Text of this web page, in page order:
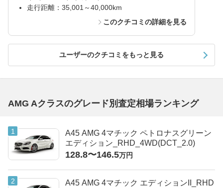
走行距離：35,001～40,000km
このクチコミの詳細を見る
ユーザーのクチコミをもっと見る
AMG Aクラスのグレード別査定相場ランキング
A45 AMG 4マチック ペトロナスグリーン
エディション_RHD_4WD(DCT_2.0)
128.8〜146.5万円
A45 AMG 4マチック エディションII_RHD